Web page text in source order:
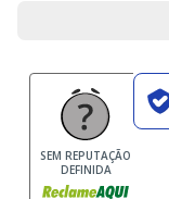
SEM REPUTAÇÃO
DEFINIDA